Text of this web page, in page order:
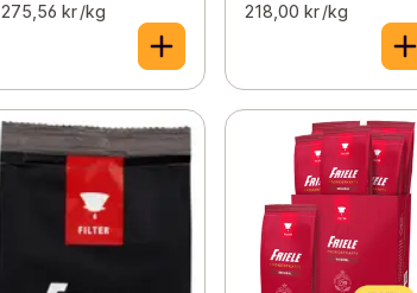
275,56 kr /kg 218,00 kr /kg